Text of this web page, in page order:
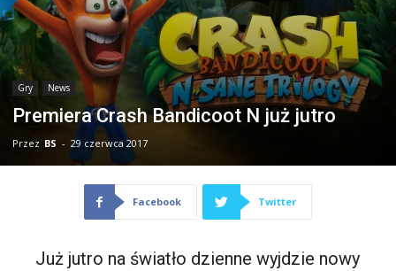
Gry News
Premiera Crash Bandicoot N już jutro
Przez BS - 29 czerwca 2017
Facebook Twitter
Już jutro na światło dzienne wyjdzie nowy